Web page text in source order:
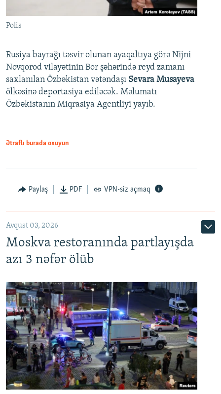
Polis
Rusiya bayrağı təsvir olunan ayaqaltıya görə Nijni
Novqorod vilayətinin Bor şəhərində reyd zamanı
saxlanılan Özbəkistan vətəndaşı Sevara Musayeva
ölkəsinə deportasiya ediləcək. Məlumatı
Özbəkistanın Miqrasiya Agentliyi yayıb.
Ətraflı burada oxuyun
Paylaş PDF VPN-siz açmaq
Avqust 03, 2026
Moskva restoranında partlayışda
azı 3 nəfər ölüb